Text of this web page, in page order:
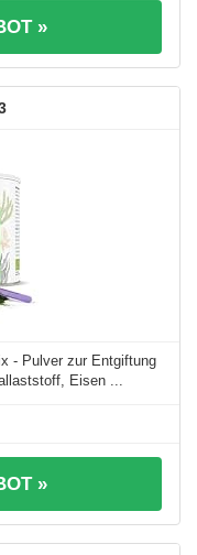
»
- Pulver zur Entgiftung
Eisen ...
»